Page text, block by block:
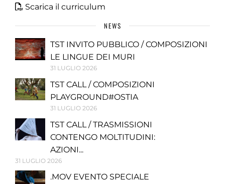
Scarica il curriculum
NEWS
TST INVITO PUBBLICO / COMPOSIZIONI
LE LINGUE DEI MURI
31 LUGLIO 2026
TST CALL / COMPOSIZIONI
PLAYGROUND#OSTIA
31 LUGLIO 2026
TST CALL / TRASMISSIONI
CONTENGO MOLTITUDINI:
AZIONI...
31 LUGLIO 2026
.MOV EVENTO SPECIALE